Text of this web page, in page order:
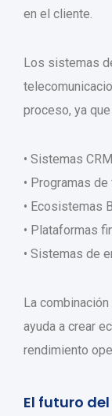
en el cliente.
Los sistemas
proceso, ya
• Sistemas CRM
• Programas
• Ecosistemas
• Plataformas
• Sistemas de
La
ayuda a crear
rendimiento
El futuro